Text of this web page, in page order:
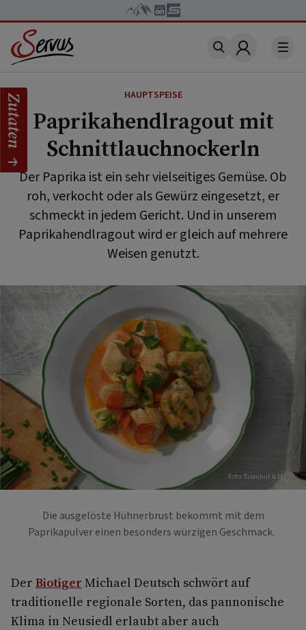
Account
HAUPTSPEISE
Paprikahendlragout mit
Schnittlauchnockerln
Der Paprika ist ein sehr vielseitiges Gemüse. Ob
roh, verkocht oder als Gewürz eingesetzt, er
schmeckt in jedem Gericht. Und in unserem
Paprikahendlragout wird er gleich auf mehrere
Weisen genutzt.
Foto: Eisenhut & Mayer
Die ausgelöste Hühnerbrust bekommt mit dem
Paprikapulver einen besonders würzigen Geschmack.
Der Biotiger Michael Deutsch schwört auf
traditionelle regionale Sorten, das pannonische
Klima in Neusiedl erlaubt aber auch
Zutaten